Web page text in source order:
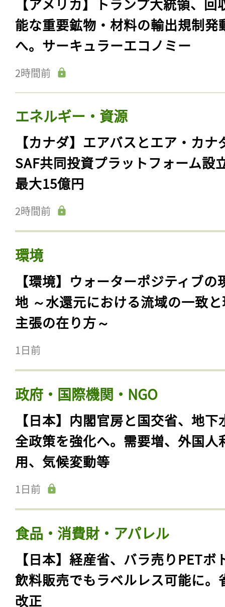
【アメリカ】トランプ大統領、回
能な重要鉱物・材料の輸出規制発
へ。サーキュラーエコノミー
2時間前
エネルギー・資源
【カナダ】エアバスとエア・カナ
SAF共同投資プラットフォーム設
最大15億円
2時間前
環境
【環境】ウォーターポジティブの
地 ～水還元における流域の一致
主張の在り方～
1日前
政府・国際機関・NGO
【日本】内閣官房と国交省、地下
全政策を強化へ。需要増、外国人
用、気候変動等
1日前
食品・消費財・アパレル
【日本】経産省、バラ売りPETボ
飲料販売でもラベルレス可能に。
改正